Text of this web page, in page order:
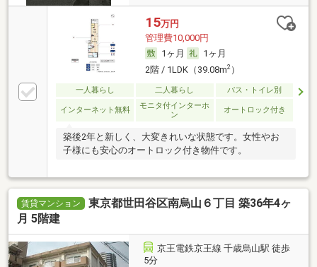
15万円
管理費10,000円
1ヶ月
1ヶ月
2階 / 1LDK（39.08m2）
一人暮らし 二人暮らし バス・トイレ別
インターネット無料
モニタ付インターホ
ン
オートロック付き
築後2年と新しく、大変きれいな状態です。女性やお
子様にも安心のオートロック付き物件です。
賃貸マンション
東京都世田谷区南烏山６丁目 築36年4ヶ
月 5階建
京王電鉄京王線 千歳烏山駅 徒歩
5分